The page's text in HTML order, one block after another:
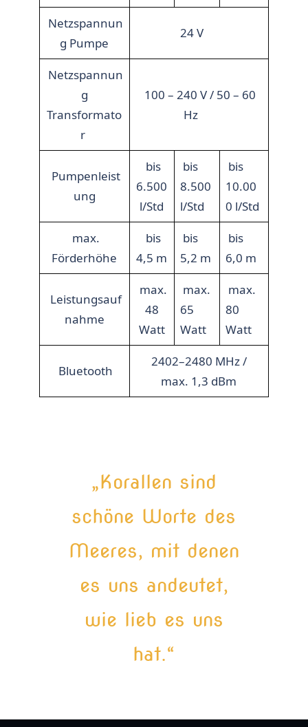
Netzspannun
g Pumpe
24 V
Netzspannun
g
Transformato
r
100 – 240 V / 50 – 60
Hz
Pumpenleist
ung
bis
6.500
l/Std
bis
8.500
l/Std
bis
10.00
0 l/Std
max.
Förderhöhe
bis
4,5 m
bis
5,2 m
bis
6,0 m
Leistungsauf
nahme
max.
48
Watt
max.
65
Watt
max.
80
Watt
Bluetooth
2402–2480 MHz /
max. 1,3 dBm
„Korallen sind
schöne Worte des
Meeres, mit denen
es uns andeutet,
wie lieb es uns
hat.“